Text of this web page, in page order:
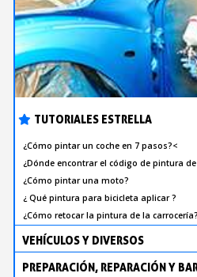
TUTORIALES ESTRELLA
¿Cómo pintar un coche en 7 pasos?<
¿Dónde encontrar el código de pintura de
¿Cómo pintar una moto?
¿ Qué pintura para bicicleta aplicar ?
¿Cómo retocar la pintura de la carrocería?
VEHÍCULOS Y DIVERSOS
PREPARACIÓN, REPARACIÓN Y